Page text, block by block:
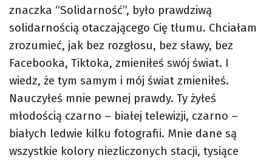
znaczka “Solidarność”, było prawdziwą
solidarnością otaczającego Cię tłumu. Chciałam
zrozumieć, jak bez rozgłosu, bez sławy, bez
Facebooka, Tiktoka, zmieniłeś swój świat. I
wiedz, że tym samym i mój świat zmieniłeś.
Nauczyłeś mnie pewnej prawdy. Ty żyłeś
młodością czarno – białej telewizji, czarno –
białych ledwie kilku fotografii. Mnie dane są
wszystkie kolory niezliczonych stacji, tysiące